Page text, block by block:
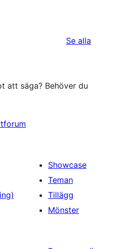
Se alla
att säga? Behöver du
Showcase
Teman
Tillägg
Mönster